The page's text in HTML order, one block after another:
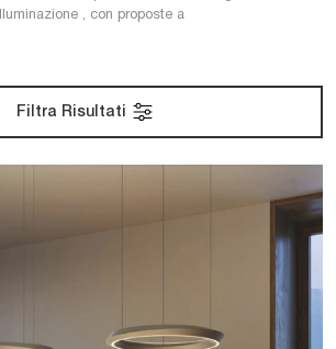
, con proposte a
Filtra Risultati